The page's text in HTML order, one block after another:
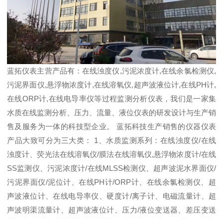
蓝拓仪表主营产品有：在线浊度仪,污泥浓度计,在线余氯检测仪,
污泥界面仪,悬浮物浓度计,在线溶氧仪,超声波液位计,在线PH计,
在线ORP计,在线电导率仪等过程监测分析仪表，我们是一家集
水质在线监测分析、压力、流量、液位仪表的研发设计与生产销
售及服务为一体的科技型企业。 蓝拓科技生产销售的仪器仪表
产品大致可分为三大类： 1、水质监测系列：在线浊度仪/在线
浊度计、荧光法在线溶氧仪/膜法在线溶氧仪,悬浮物浓度计/在线
SS监测仪、污泥浓度计/在线MLSS检测仪、超声波泥水界面仪/
污泥界面仪/泥位计、在线PH计/ORP计、在线余氯检测仪、超
声波液位计、在线电导率仪、硬度计/离子计、电磁流量计、超
声波明渠流量计、超声波液位计、压力/液位变送器、差压变送